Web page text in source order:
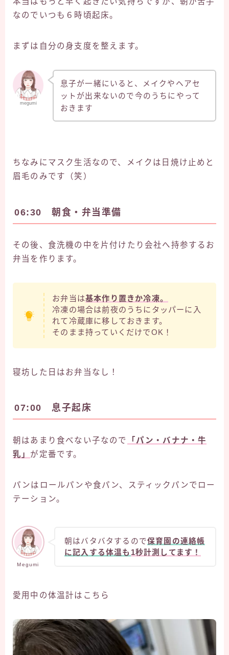
なのでいつも６時頃起床。
まずは自分の身支度を整えます。
megumi
息子が一緒にいると、メイクやヘアセ
ットが出来ないので今のうちにやって
おきます
ちなみにマスク生活なので、メイクは日焼け止めと
眉毛のみです（笑）
06:30 朝食・弁当準備
その後、食洗機の中を片付けたり会社へ持参するお
弁当を作ります。
お弁当は基本作り置きか冷凍。
冷凍の場合は前夜のうちにタッパーに入
れて冷蔵庫に移しておきます。
そのまま持っていくだけでOK！
寝坊した日はお弁当なし！
07:00 息子起床
朝はあまり食べない子なので
「パン・バナナ・牛
乳」 が定番です。
パンはロールパンや食パン、スティックパンでロー
テーション。
Megumi
朝はバタバタするので保育園の連絡帳
に記入する体温も 1秒計測してます！
愛用中の体温計はこちら